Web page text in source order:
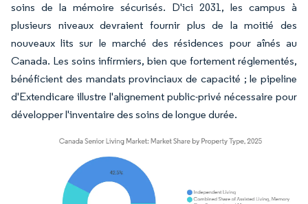
soins de la mémoire sécurisés. D'ici 2031, les campus à
plusieurs niveaux devraient fournir plus de la moitié des
nouveaux lits sur le marché des résidences pour aînés au
Canada. Les soins infirmiers, bien que fortement réglementés,
bénéficient des mandats provinciaux de capacité ; le pipeline
d'Extendicare illustre l'alignement public-privé nécessaire pour
développer l'inventaire des soins de longue durée.